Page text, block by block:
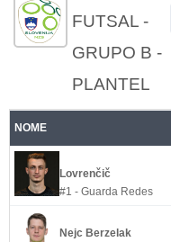
FUTSAL -
GRUPO B -
PLANTEL
NOME
Lovrenčič
#1 - Guarda Redes
Nejc Berzelak